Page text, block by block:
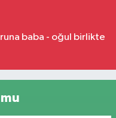
baba - oğul birlikte